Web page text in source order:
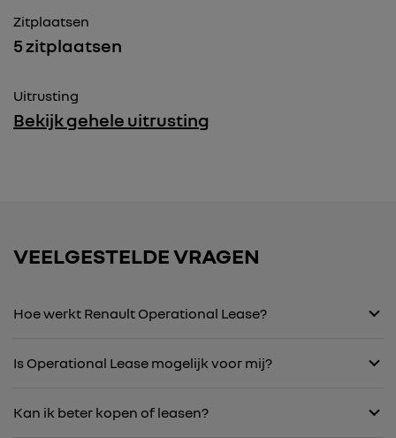
Zitplaatsen
5 zitplaatsen
Uitrusting
Bekijk gehele uitrusting
VEELGESTELDE VRAGEN
Hoe werkt Renault Operational Lease?
Is Operational Lease mogelijk voor mij?
Kan ik beter kopen of leasen?